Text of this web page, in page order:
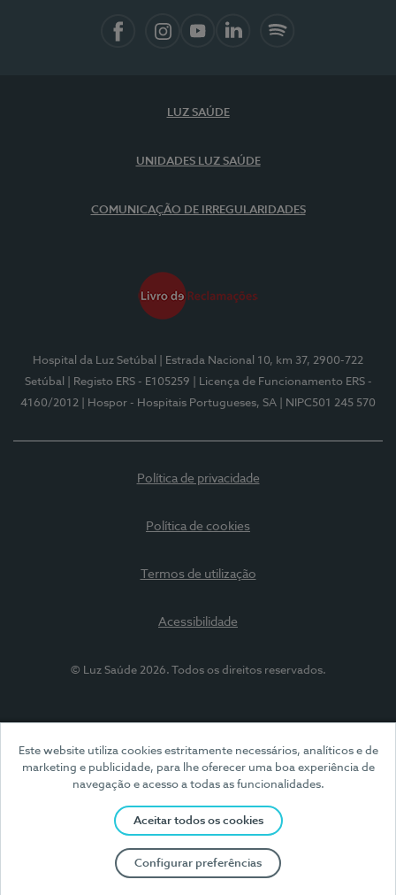
Este website utiliza cookies estritamente necessários, analíticos e de
marketing e publicidade, para lhe oferecer uma boa experiência de
navegação e acesso a todas as funcionalidades.
Aceitar todos os cookies
Configurar preferências
LUZ SAÚDE
UNIDADES LUZ SAÚDE
COMUNICAÇÃO DE IRREGULARIDADES
Hospital da Luz Setúbal
| Estrada Nacional 10, km 37, 2900-722
Setúbal
| Registo ERS - E105259
| Licença de Funcionamento ERS -
4160/2012
| Hospor - Hospitais Portugueses, SA | NIPC501 245 570
Política de privacidade
Política de cookies
Termos de utilização
Acessibilidade
© Luz Saúde 2026. Todos os direitos reservados.